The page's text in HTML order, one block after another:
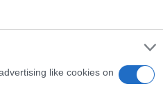
like cookies on
η πλατφόρμα
στεγαστικό